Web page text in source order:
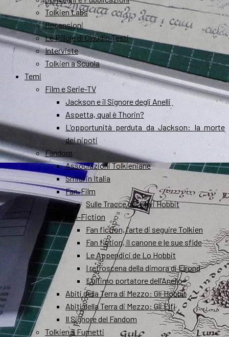
Tolkien Labs
Recensioni
Le Pillole di Claudio Testi
Interviste
Tolkien a Scuola
Temi
Film e Serie-TV
Jackson e il Signore degli Anelli
Aspetta, qual è Thorin?
L’opportunità perduta da Jackson: la morte
dei nipoti
Fandom
Associazioni Tolkieniane
Smial in Italia
Fan-Film
Sulle Tracce dei Kiwi Hobbit
Fan-Fiction
Fan fiction, l’arte di seguire Tolkien
Fan fiction, il canone e le sue sfide
Le Appendici de Lo Hobbit
I retroscena della dimora di Elrond
L’ultimo portatore dell’Anello
Abiti della Terra di Mezzo: Gli Hobbit
Abiti della Terra di Mezzo: Gli Elfi
Il Signore del Fandom
Tolkien a Fumetti